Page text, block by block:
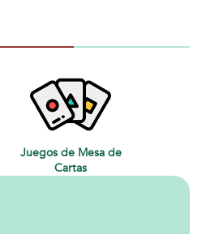
Juegos de Mesa de
Cartas